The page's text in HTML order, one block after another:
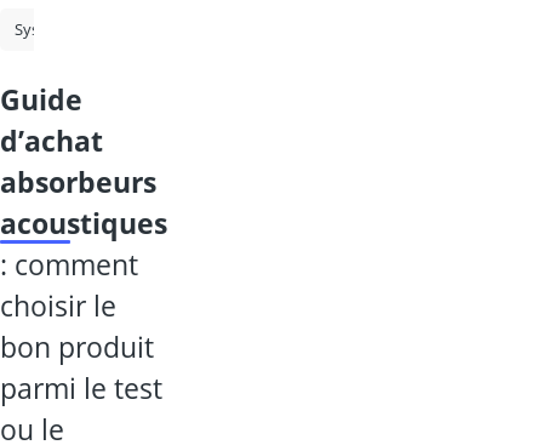
Système karaoké
guide
d’achat
absorbeurs
acoustiques
: comment
choisir le
bon produit
parmi le test
ou le